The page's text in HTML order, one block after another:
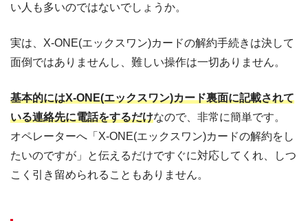
い人も多いのではないでしょうか。
実は、X-ONE(エックスワン)カードの解約手続きは決して
面倒ではありませんし、難しい操作は一切ありません。
基本的にはX-ONE(エックスワン)カード裏面に記載されて
いる連絡先に電話をするだけなので、非常に簡単です。
オペレーターへ「X-ONE(エックスワン)カードの解約をし
たいのですが」と伝えるだけですぐに対応してくれ、しつ
こく引き留められることもありません。